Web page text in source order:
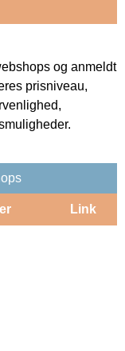
og anmeldt
prisniveau,
Link